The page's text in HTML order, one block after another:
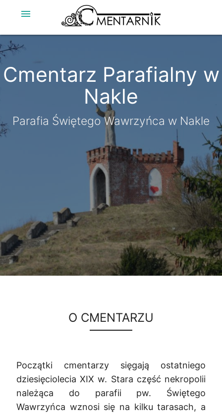
menu
Cmentarz Parafialny w
Nakle
Parafia Świętego Wawrzyńca w Nakle
Cmentarz Parafialny w
Nakle
Parafia Świętego Wawrzyńca w Nakle
O CMENTARZU
Początki cmentarzy sięgają ostatniego
dziesięciolecia XIX w. Stara część nekropolii
należąca do parafii pw. Świętego
Wawrzyńca wznosi się na kilku tarasach, a